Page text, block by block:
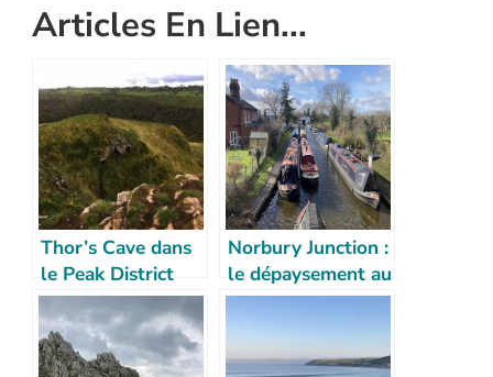
Articles En Lien...
Thor’s Cave dans
le Peak District
Norbury Junction :
le dépaysement au
coeur des
Midlands